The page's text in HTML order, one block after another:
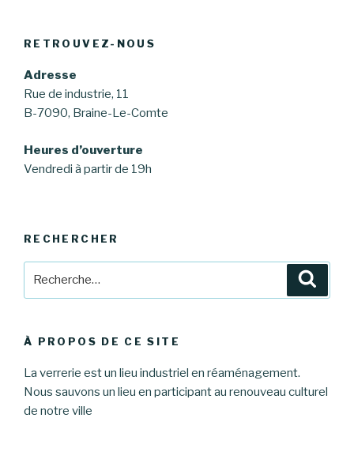
RETROUVEZ-NOUS
Adresse
Rue de industrie, 11
B-7090, Braine-Le-Comte
Heures d’ouverture
Vendredi à partir de 19h
RECHERCHER
À PROPOS DE CE SITE
La verrerie est un lieu industriel en réaménagement.
Nous sauvons un lieu en participant au renouveau culturel
de notre ville